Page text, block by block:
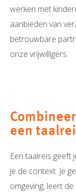
werken met
aanbieden van
betrouwbare
onze vrijwilligers.
een
Een taalreis geeft
je de context. Je
omgeving, leert